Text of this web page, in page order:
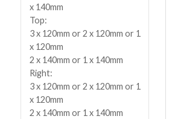
x 140mm
Top:
3 x 120mm or 2 x 120mm or 1
x 120mm
2 x 140mm or 1 x 140mm
Right:
3 x 120mm or 2 x 120mm or 1
x 120mm
2 x 140mm or 1 x 140mm